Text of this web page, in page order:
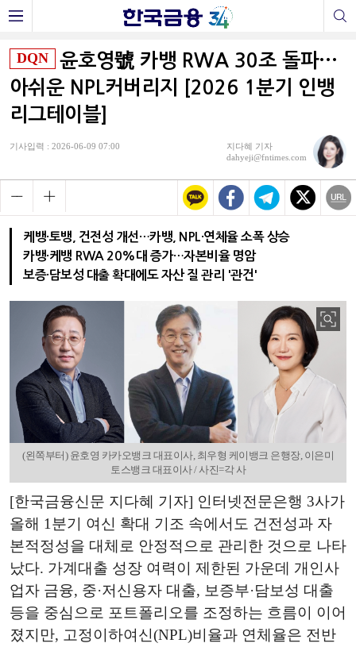
DQN
윤호영號 카뱅 RWA 30조 돌파···
아쉬운 NPL커버리지 [2026 1분기 인뱅
리그테이블]
기사입력 : 2026-06-09 07:00
지다혜 기자
dahyeji@fntimes.com
케뱅·토뱅, 건전성 개선…카뱅, NPL·연체율 소폭 상승
카뱅·케뱅 RWA 20%대 증가…자본비율 명암
보증·담보성 대출 확대에도 자산 질 관리 '관건'
(왼쪽부터) 윤호영 카카오뱅크 대표이사, 최우형 케이뱅크 은행장, 이은미
토스뱅크 대표이사 / 사진=각 사
[한국금융신문 지다혜 기자] 인터넷전문은행 3사가
올해 1분기 여신 확대 기조 속에서도 건전성과 자
본적정성을 대체로 안정적으로 관리한 것으로 나타
났다. 가계대출 성장 여력이 제한된 가운데 개인사
업자 금융, 중·저신용자 대출, 보증부·담보성 대출
등을 중심으로 포트폴리오를 조정하는 흐름이 이어
졌지만, 고정이하여신(NPL)비율과 연체율은 전반